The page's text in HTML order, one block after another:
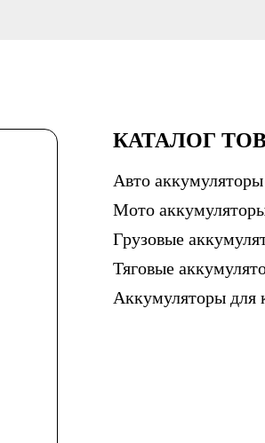
КАТАЛОГ
Авто аккумуляторы
Мото
Грузовые
Тяговые
Аккумуляторы для